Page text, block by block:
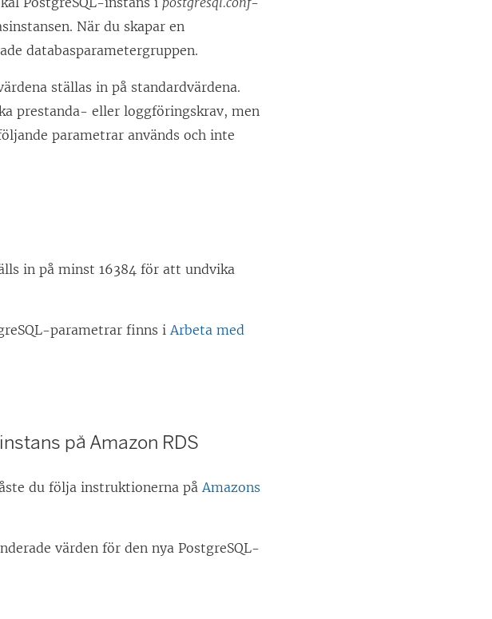
När du skapar en
databasparametergruppen.
ställas in på standardvärdena.
prestanda- eller loggföringskrav, men
parametrar används och inte
in på minst 16384 för att undvika
parametrar finns iArbeta med
på Amazon RDS
du följa instruktionerna påAmazons
värden för den nya PostgreSQL-